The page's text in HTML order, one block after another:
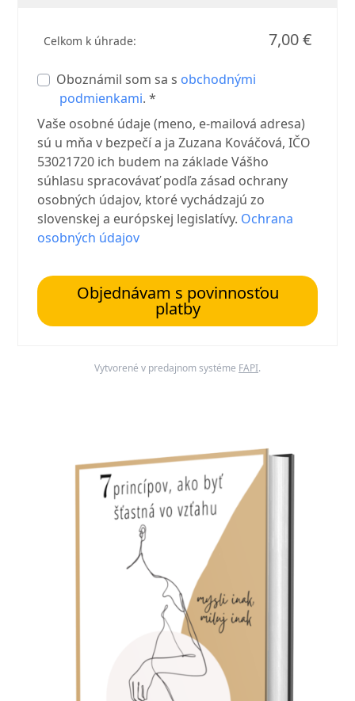
Celkom k úhrade: 7,00 €
Oboznámil som sa s obchodnými
podmienkami. *
Vaše osobné údaje (meno, e-mailová adresa)
sú u mňa v bezpečí a ja Zuzana Kováčová, IČO
53021720 ich budem na základe Vášho
súhlasu spracovávať podľa zásad ochrany
osobných údajov, ktoré vychádzajú zo
slovenskej a európskej legislatívy. Ochrana
osobných údajov
Objednávam s povinnosťou
platby
Vytvorené v predajnom systéme FAPI.